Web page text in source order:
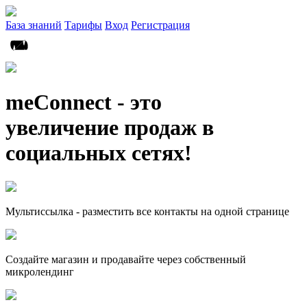
База знаний Тарифы Вход Регистрация
meConnect - это
увеличение продаж в
социальных сетях!
Мультиссылка - разместить все контакты на одной странице
Создайте магазин и продавайте через собственный
микролендинг